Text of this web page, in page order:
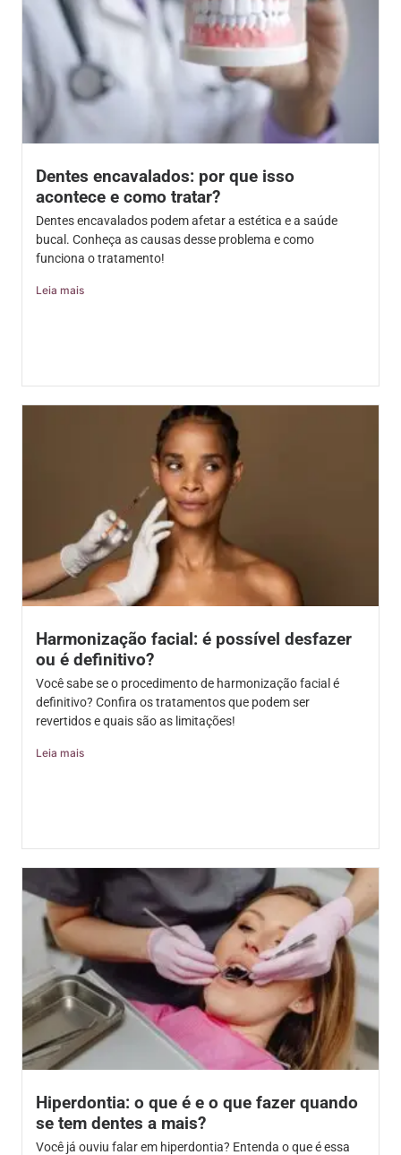
Dentes encavalados: por que isso
acontece e como tratar?
Dentes encavalados podem afetar a estética e a saúde
bucal. Conheça as causas desse problema e como
funciona o tratamento!
Leia mais
Harmonização facial: é possível desfazer
ou é definitivo?
Você sabe se o procedimento de harmonização facial é
definitivo? Confira os tratamentos que podem ser
revertidos e quais são as limitações!
Leia mais
Hiperdontia: o que é e o que fazer quando
se tem dentes a mais?
Você já ouviu falar em hiperdontia? Entenda o que é essa